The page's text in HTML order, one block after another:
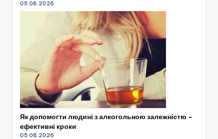
05.08.2026
Як допомогти людині з алкогольною залежністю –
ефективні кроки
05.08.2026